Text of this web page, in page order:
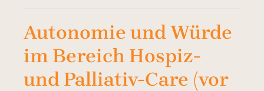
Autonomie und Würde
im Bereich Hospiz-
und Palliativ-Care (vor